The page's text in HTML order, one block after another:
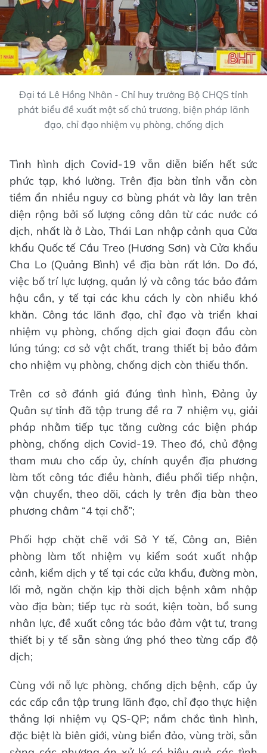
Đại tá Lê Hồng Nhân - Chỉ huy trưởng Bộ CHQS tỉnh
phát biểu đề xuất một số chủ trương, biện pháp lãnh
đạo, chỉ đạo nhiệm vụ phòng, chống dịch
Tình hình dịch Covid-19 vẫn diễn biến hết sức
phức tạp, khó lường. Trên địa bàn tỉnh vẫn còn
tiềm ẩn nhiều nguy cơ bùng phát và lây lan trên
diện rộng bởi số lượng công dân từ các nước có
dịch, nhất là ở Lào, Thái Lan nhập cảnh qua Cửa
khẩu Quốc tế Cầu Treo (Hương Sơn) và Cửa khẩu
Cha Lo (Quảng Bình) về địa bàn rất lớn. Do đó,
việc bố trí lực lượng, quản lý và công tác bảo đảm
hậu cần, y tế tại các khu cách ly còn nhiều khó
khăn. Công tác lãnh đạo, chỉ đạo và triển khai
nhiệm vụ phòng, chống dịch giai đoạn đầu còn
lúng túng; cơ sở vật chất, trang thiết bị bảo đảm
cho nhiệm vụ phòng, chống dịch còn thiếu thốn.
Trên cơ sở đánh giá đúng tình hình, Đảng ủy
Quân sự tỉnh đã tập trung đề ra 7 nhiệm vụ, giải
pháp nhằm tiếp tục tăng cường các biện pháp
phòng, chống dịch Covid-19. Theo đó, chủ động
tham mưu cho cấp ủy, chính quyền địa phương
làm tốt công tác điều hành, điều phối tiếp nhận,
vận chuyển, theo dõi, cách ly trên địa bàn theo
phương châm “4 tại chỗ”;
Phối hợp chặt chẽ với Sở Y tế, Công an, Biên
phòng làm tốt nhiệm vụ kiểm soát xuất nhập
cảnh, kiểm dịch y tế tại các cửa khẩu, đường mòn,
lối mở, ngăn chặn kịp thời dịch bệnh xâm nhập
vào địa bàn; tiếp tục rà soát, kiện toàn, bổ sung
nhân lực, đề xuất công tác bảo đảm vật tư, trang
thiết bị y tế sẵn sàng ứng phó theo từng cấp độ
dịch;
Cùng với nỗ lực phòng, chống dịch bệnh, cấp ủy
các cấp cần tập trung lãnh đạo, chỉ đạo thực hiện
thắng lợi nhiệm vụ QS-QP; nắm chắc tình hình,
đặc biệt là biên giới, vùng biển đảo, vùng trời, sẵn